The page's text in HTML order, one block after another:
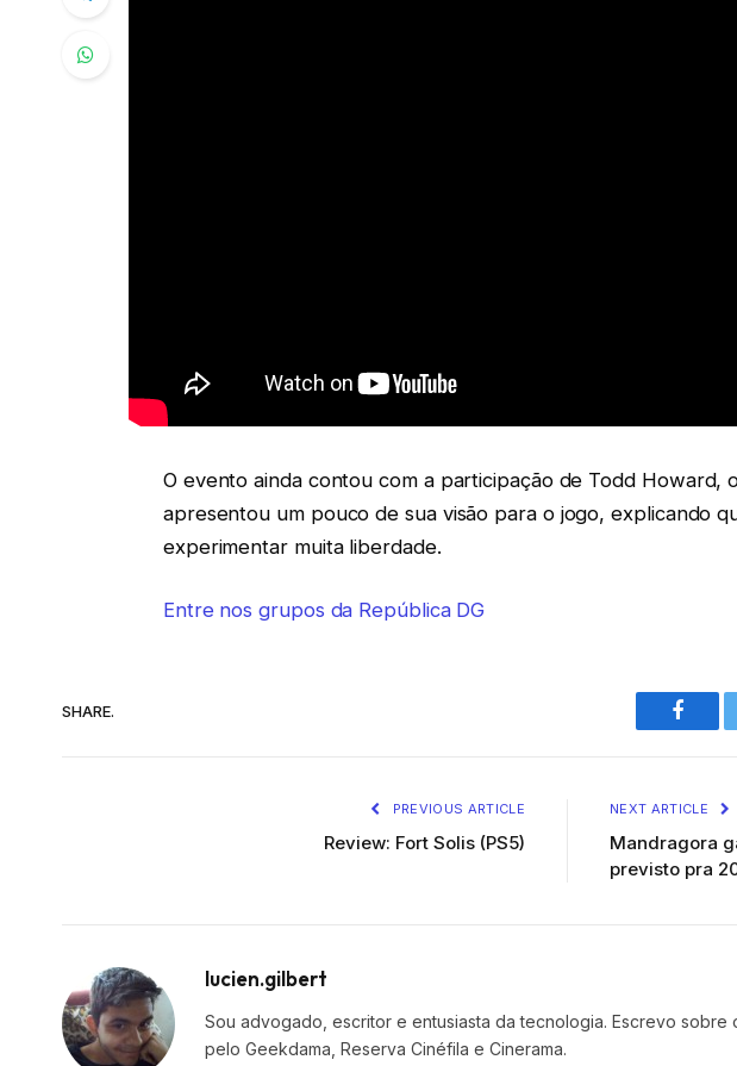
O evento ainda contou com a participação de Todd Howard,
apresentou um pouco de sua visão para o jogo, explicando
experimentar muita liberdade.
Entre nos grupos da República DG
SHARE.
PREVIOUS ARTICLE
Review: Fort Solis (PS5)
NEXT ARTICLE
Mandragora
previsto pra
lucien.gilbert
Sou advogado, escritor e entusiasta da tecnologia. Escrevo sobre
pelo Geekdama, Reserva Cinéfila e Cinerama.